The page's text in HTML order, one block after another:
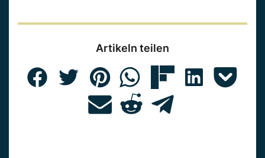
Artikeln teilen